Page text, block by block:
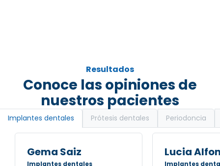
Resultados
Conoce las opiniones de
nuestros pacientes
Implantes dentales Prótesis dentales Periodoncia
Gema Saiz
Implantes dentales
Lucia
Implantes